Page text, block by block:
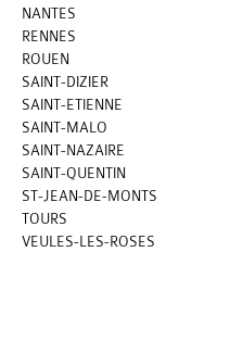
NANTES
RENNES
ROUEN
SAINT-DIZIER
SAINT-ETIENNE
SAINT-MALO
SAINT-NAZAIRE
SAINT-QUENTIN
ST-JEAN-DE-MONTS
TOURS
VEULES-LES-ROSES